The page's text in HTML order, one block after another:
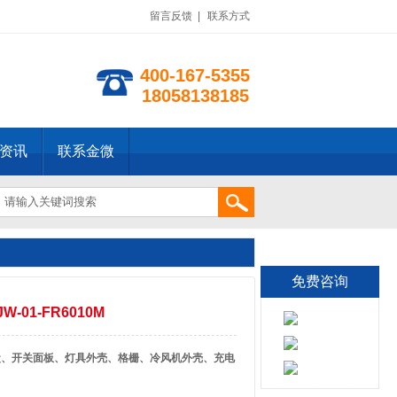
留言反馈 联系方式
400-167-5355
18058138185
讯 联系金微
01-FR6010M
开关面板、灯具外壳、格栅、冷风机外壳、充电
免费咨询